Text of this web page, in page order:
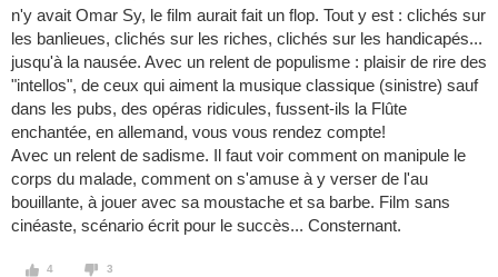
n'y avait Omar Sy, le film aurait fait un flop. Tout y est : clichés sur
les banlieues, clichés sur les riches, clichés sur les handicapés...
jusqu'à la nausée. Avec un relent de populisme : plaisir de rire des
"intellos", de ceux qui aiment la musique classique (sinistre) sauf
dans les pubs, des opéras ridicules, fussent-ils la Flûte
enchantée, en allemand, vous vous rendez compte!
Avec un relent de sadisme. Il faut voir comment on manipule le
corps du malade, comment on s'amuse à y verser de l'au
bouillante, à jouer avec sa moustache et sa barbe. Film sans
cinéaste, scénario écrit pour le succès... Consternant.
4 3